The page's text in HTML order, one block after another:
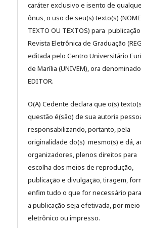
caráter exclusivo e isento de
ônus, o uso de seu(s) texto(s)
TEXTO OU TEXTOS) para
Revista Eletrônica de Graduação
editada pelo Centro Universitário
de Marília (UNIVEM), ora denominado
EDITOR.
O(A) Cedente declara que o(s)
questão é(são) de sua autoria
responsabilizando, portanto, pela
originalidade do(s) mesmo(s) e dá,
organizadores, plenos direitos para
escolha dos meios de reprodução,
publicação e divulgação, tiragem,
enfim tudo o que for necessário
a publicação seja efetivada, por meio
eletrônico ou impresso.